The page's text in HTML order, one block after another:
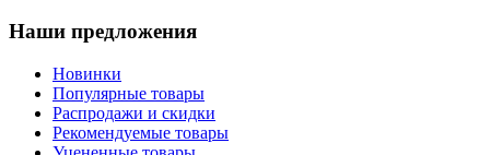
Наши предложения
Новинки
Популярные товары
Распродажи и скидки
Рекомендуемые товары